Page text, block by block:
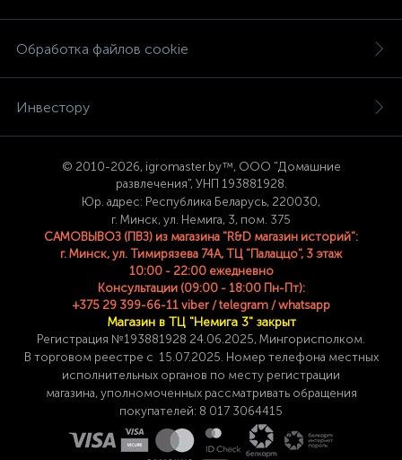
Обработка файлов cookie
Инвестору
© 2010-2026, igromaster.by™, ООО "Домашние
развлечения", УНП 193881928.
Юр. адрес: Республика Беларусь, 220030,
г. Минск, ул. Немига, 3, пом. 375
САМОВЫВОЗ (ПВЗ) из магазина "R&D магазин историй":
г. Минск, ул. Тимирязева 74A, ТЦ "Палаццо", 3 этаж
10:00 - 22:00 ежедневно
Консультации (09:00 - 18:00 Пн-Пт):
+375 29 399-66-11 viber / telegram / whatsapp
Магазин в ТЦ "Немига 3" закрыт
Регистрация №193881928 24 .06.2025, Мингорисполком.
В торговом реестре с 15.07.2025. Номер телефона местных
исполнительных органов по месту регистрации
магазина,уполномоченных рассматривать обращения
покупателей: 8 017 3064415